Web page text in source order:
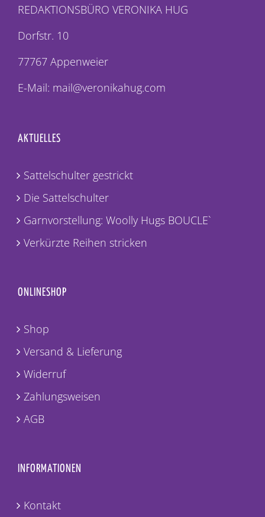
REDAKTIONSBÜRO VERONIKA HUG
Dorfstr. 10
77767 Appenweier
E-Mail: mail@veronikahug.com
AKTUELLES
Sattelschulter gestrickt
Die Sattelschulter
Garnvorstellung: Woolly Hugs BOUCLE`
Verkürzte Reihen stricken
ONLINESHOP
Shop
Versand & Lieferung
Widerruf
Zahlungsweisen
AGB
INFORMATIONEN
Kontakt